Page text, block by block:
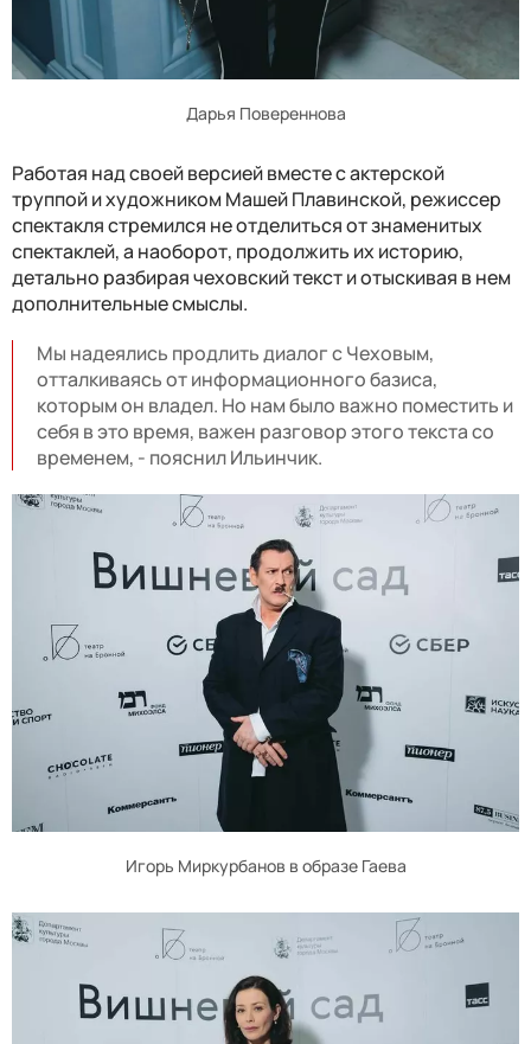
Дарья Повереннова
Работая над своей версией вместе с актерской
труппой и художником Машей Плавинской, режиссер
спектакля стремился не отделиться от знаменитых
спектаклей, а наоборот, продолжить их историю,
детально разбирая чеховский текст и отыскивая в нем
дополнительные смыслы.
Мы надеялись продлить диалог с Чеховым,
отталкиваясь от информационного базиса,
которым он владел. Но нам было важно поместить и
себя в это время, важен разговор этого текста со
временем, - пояснил Ильинчик.
Игорь Миркурбанов в образе Гаева